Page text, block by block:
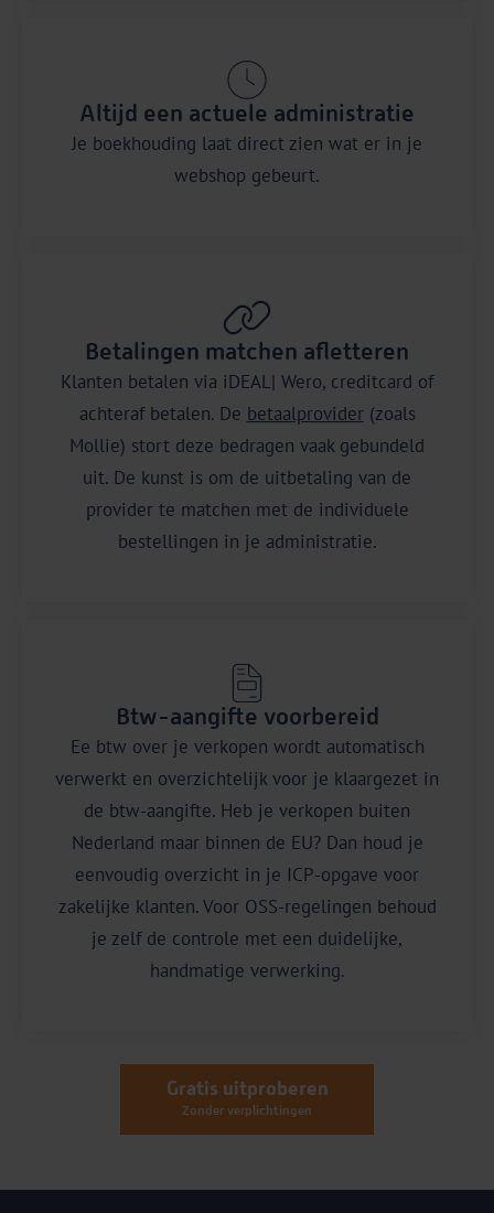
Altijd een actuele administratie
Je boekhouding laat direct zien wat er in je
webshop gebeurt.
Betalingen matchen afletteren
Klanten betalen via iDEAL| Wero, creditcard of
achteraf betalen. De betaalprovider (zoals
Mollie) stort deze bedragen vaak gebundeld
uit. De kunst is om de uitbetaling van de
provider te matchen met de individuele
bestellingen in je administratie.
Btw-aangifte voorbereid
Ee btw over je verkopen wordt automatisch
verwerkt en overzichtelijk voor je klaargezet in
de btw-aangifte. Heb je verkopen buiten
Nederland maar binnen de EU? Dan houd je
eenvoudig overzicht in je ICP-opgave voor
zakelijke klanten. Voor OSS-regelingen behoud
je zelf de controle met een duidelijke,
handmatige verwerking.
Gratis uitproberen
Zonder verplichtingen